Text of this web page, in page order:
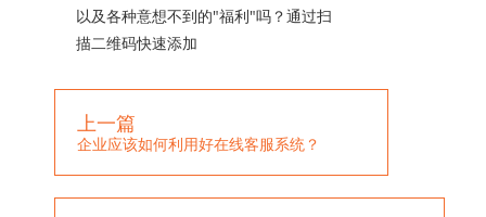
以及各种意想不到的"福利"吗？通过扫
描二维码快速添加
上一篇
企业应该如何利用好在线客服系统？